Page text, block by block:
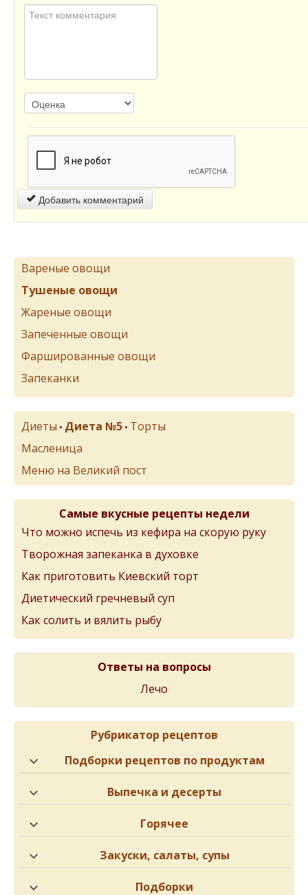
Добавить комментарий
Вареные овощи
Тушеные овощи
Жареные овощи
Запеченные овощи
Фаршированные овощи
Запеканки
Диеты • Диета №5 • Торты
Масленица
Меню на Великий пост
Самые вкусные рецепты недели
Что можно испечь из кефира на скорую руку
Творожная запеканка в духовке
Как приготовить Киевский торт
Диетический гречневый суп
Как солить и вялить рыбу
Ответы на вопросы
Лечо
Рубрикатор рецептов
Подборки рецептов по продуктам
Выпечка и десерты
Горячее
Закуски, салаты, супы
Подборки